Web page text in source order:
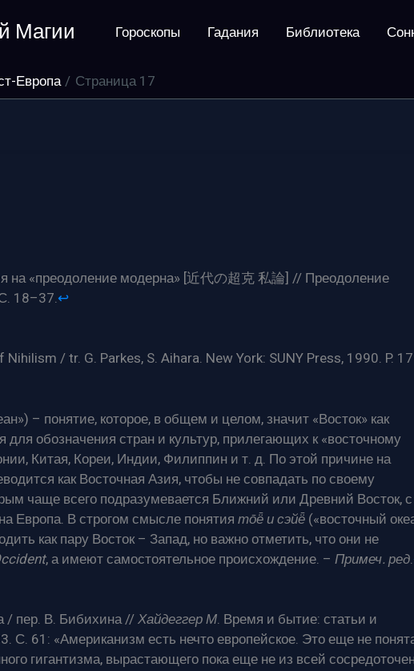
Магии Гороскопы Гадания Библиотека
Европа Страница 17
на «преодоление модерна» [近代の超克 私論] // Преодоление
18–37.↩︎
/ tr. G. Parkes, S. Aihara. New York: SUNY Press, 1990. P.
– понятие, которое, в общем и целом, значит «Восток» как
для обозначения стран и культур, прилегающих к «восточному
Китая, Кореи, Индии, Филиппин и т. д. По этой причине на
как Восточная Азия, чтобы не совпадать по своему
чаще всего подразумевается Ближний или Древний Восток, с
Европа. В строгом смысле понятия то̄ё̄ и сэйё̄ («восточный
как пару Восток – Запад, но важно отметить, что они не
, а имеют самостоятельное происхождение. – Примеч. ред.
/ пер. В. Бибихина //Хайдеггер М. Время и бытие: статьи и
С. 61: «Американизм есть нечто европейское. Это еще не
гигантизма, вырастающего пока еще не из всей